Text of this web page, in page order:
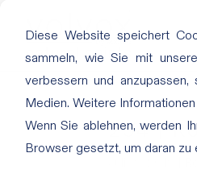
Diese Website speichert
sammeln, wie Sie mit
verbessern und
Medien. Weitere
Wenn Sie ablehnen, werden
Browser gesetzt, um daran
254 |